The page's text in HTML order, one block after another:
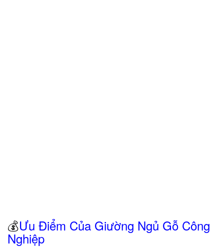
💰Ưu Điểm Của Giường Ngủ Gỗ Công
Nghiệp